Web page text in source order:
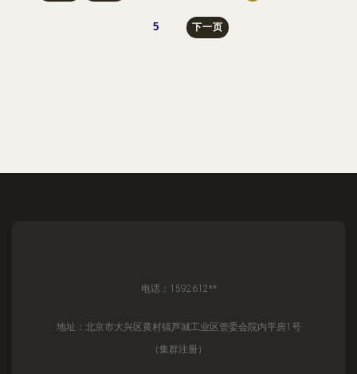
5 下一页
电话：1592612**
地址：北京市大兴区黄村镇芦城工业区管委会院内平房1号
（集群注册）